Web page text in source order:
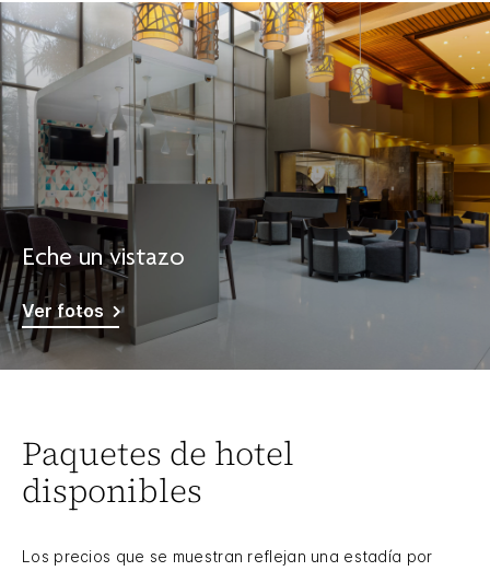
Eche un vistazo
Ver fotos
Paquetes de hotel
disponibles
Los precios que se muestran reflejan una estadía por